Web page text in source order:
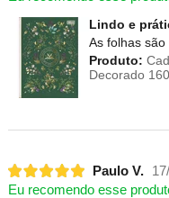
Lindo e
As folhas são
Produto:
Decorado
Paulo V.
Eu recomendo esse